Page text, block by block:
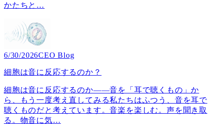
かたちと …
6/30/2026CEO Blog
細胞は音に反応するのか？
細胞は音に反応するのか――音を「耳で聴くもの」か
ら、もう一度考え直してみる私たちはふつう、音を耳で
聴くものだと考えています。音楽を楽しむ。声を聞き取
る。物音に気…